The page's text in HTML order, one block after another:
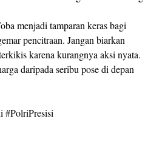
menjadi tamparan keras bagi
pencitraan. Jangan biarkan
karena kurangnya aksi nyata.
daripada seribu pose di depan
#PolriPresisi